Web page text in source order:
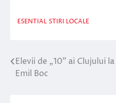
ESENTIAL STIRI LOCALE
Navigare
Elevii de „10” ai Clujului
Emil Boc